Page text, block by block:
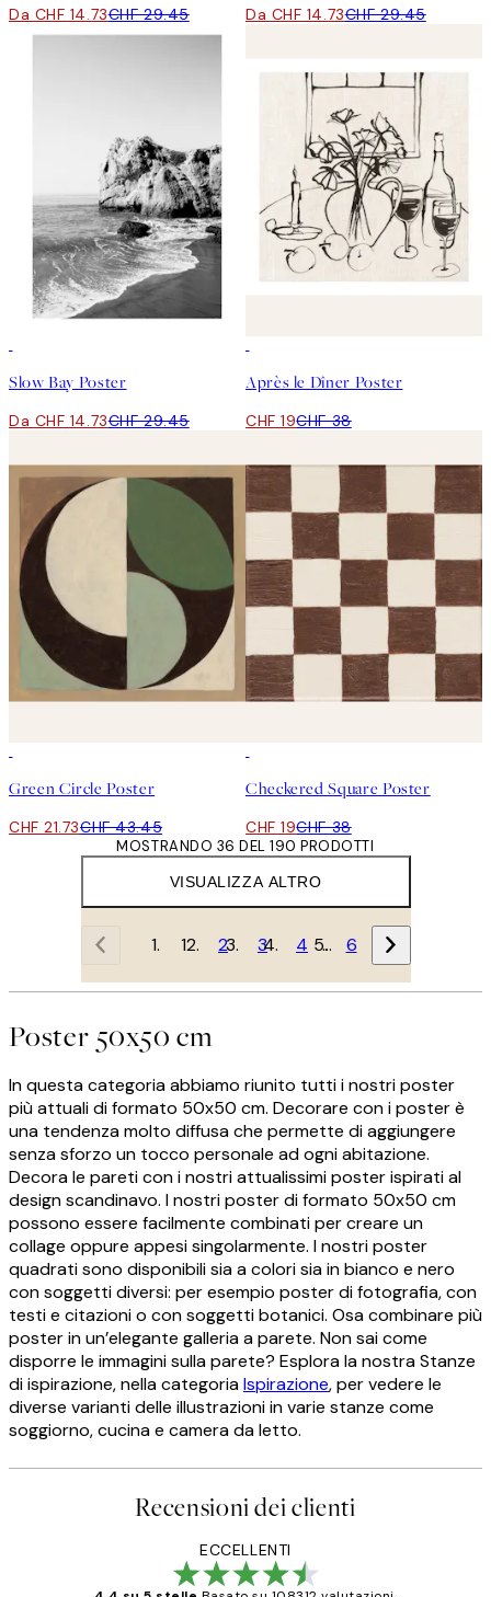
Da CHF 14.73CHF 29.45 Da CHF 14.73CHF 29.45
Slow Bay Poster
Da CHF 14.73CHF 29.45
Après le Dîner Poster
CHF 19CHF 38
Green Circle Poster
CHF 21.73CHF 43.45
Checkered Square Poster
CHF 19CHF 38
VISUALIZZA ALTRO
MOSTRANDO 36 DEL 190 PRODOTTI
1 2 3 4 … 6
Poster 50x50 cm
In questa categoria abbiamo riunito tutti i nostri poster
più attuali di formato 50x50 cm. Decorare con i poster è
una tendenza molto diffusa che permette di aggiungere
senza sforzo un tocco personale ad ogni abitazione.
Decora le pareti con i nostri attualissimi poster ispirati al
design scandinavo. I nostri poster di formato 50x50 cm
possono essere facilmente combinati per creare un
collage oppure appesi singolarmente. I nostri poster
quadrati sono disponibili sia a colori sia in bianco e nero
con soggetti diversi: per esempio poster di fotografia, con
testi e citazioni o con soggetti botanici. Osa combinare più
poster in un’elegante galleria a parete. Non sai come
disporre le immagini sulla parete? Esplora la nostra Stanze
di ispirazione, nella categoriaIspirazione, per vedere le
diverse varianti delle illustrazioni in varie stanze come
soggiorno, cucina e camera da letto.
Recensioni dei clienti
ECCELLENTI